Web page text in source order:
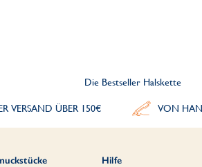
Die Bestseller Halskette
VERSAND ÜBER 150€ VON
Hilfe